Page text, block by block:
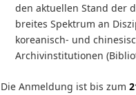
den aktuellen Stand der
breites Spektrum an
koreanisch- und
Archivinstitutionen
Die Anmeldung ist bis zum